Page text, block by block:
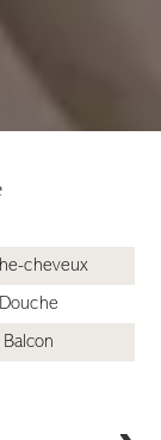
cheveux
Douche
Balcon